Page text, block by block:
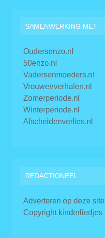
SAMENWERKING MET
Oudersenzo.nl
50enzo.nl
Vadersenmoeders.nl
Vrouwenverhalen.nl
Zomerperiode.nl
Winterperiode.nl
Afscheidenverlies.nl
REDACTIONEEL
Adverteren op deze site
Copyright kinderliedjes